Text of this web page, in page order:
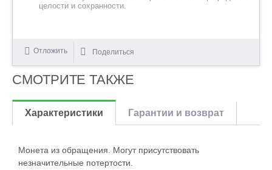
целости и сохранности.
Отложить Поделиться
СМОТРИТЕ ТАКЖЕ
Характеристики Гарантии и возврат
Монета из обращения. Могут присутствовать
незначительные потертости.